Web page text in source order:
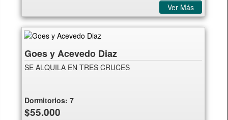
Ver Más
Goes y Acevedo Diaz
SE ALQUILA EN TRES CRUCES
Dormitorios:7
$55.000